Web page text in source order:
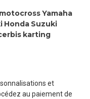
motocrossYamaha
Honda Suzuki
karting
et
au paiement de